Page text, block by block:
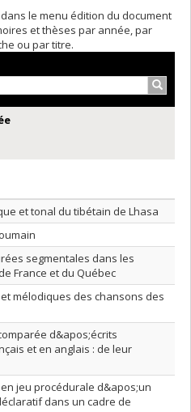
le menu édition du document
et thèses par année, par
ou par titre.
et tonal du tibétain de Lhasa
segmentales dans les
France et du Québec
mélodiques des chansons des
d&apos;écrits
et en anglais : de leur
jeu procédurale d&apos;un
dans un cadre de